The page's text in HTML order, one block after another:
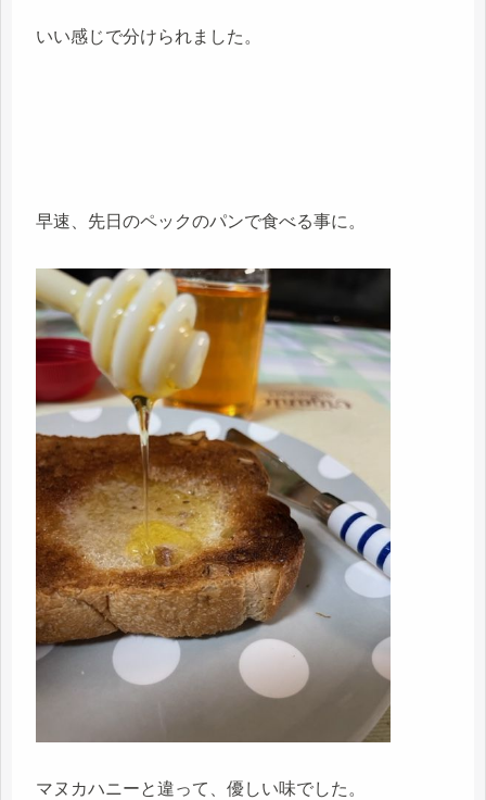
いい感じで分けられました。
早速、先日のペックのパンで食べる事に。
マヌカハニーと違って、優しい味でした。